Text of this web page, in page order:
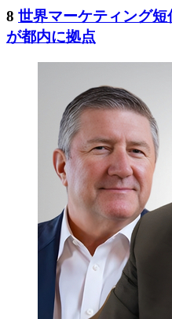
8 世界マーケティング
が都内に拠点